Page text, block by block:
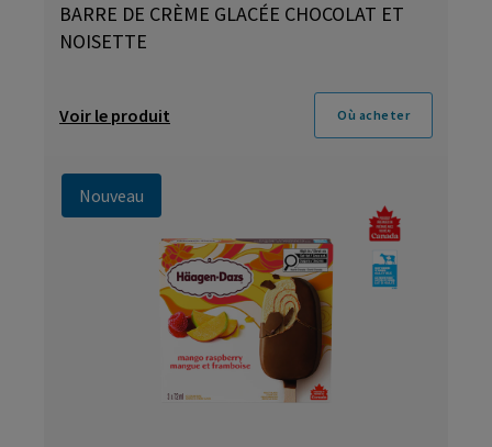
BARRE DE CRÈME GLACÉE CHOCOLAT ET
NOISETTE
Voir le produit Où acheter
Nouveau